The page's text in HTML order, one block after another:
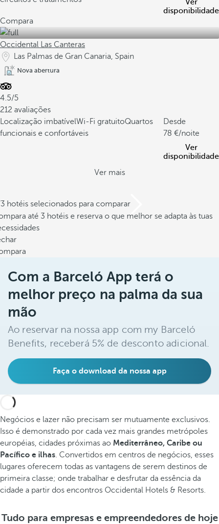
Ver
disponibilidade
Compara
Occidental Las Canteras
Las Palmas de Gran Canaria, Spain
Nova abertura
4.5/5
212 avaliações
Localização imbatívelWi-Fi gratuitoQuartos
funcionais e confortáveis
Desde
78
/noite
Ver
disponibilidade
Ver mais
hotéis selecionados para comparar
até 3 hotéis e reserva o que melhor se adapta às tuas
Com a Barceló App terá o
melhor preço na palma da sua
mão
Ao reservar na nossa app com my Barceló
Benefits, receberá 5% de desconto adicional.
Faça o download da nossa app
Negócios e lazer não precisam ser mutuamente exclusivos.
Isso é demonstrado por cada vez mais grandes metrópoles
européias, cidades próximas ao Mediterrâneo, Caribe ou
Pacífico e ilhas. Convertidos em centros de negócios, esses
lugares oferecem todas as vantagens de serem destinos de
primeira classe; onde trabalhar e desfrutar da essência da
cidade a partir dos encontros Occidental Hotels & Resorts.
Tudo para empresas e empreendedores de hoje